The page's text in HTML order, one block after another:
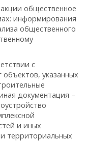
общественное
информирования
общественного
с
указанных
документация –
и иных
территориальных